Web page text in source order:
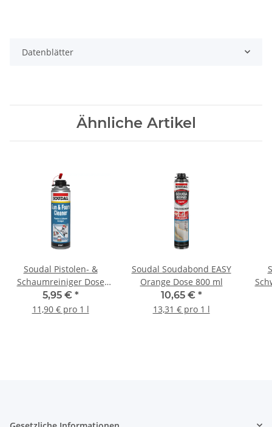
Datenblätter
Ähnliche Artikel
Soudal Pistolen- &
Schaumreiniger Dose
500 ml
5,95 € *
11,90 € pro 1 l
Soudal Soudabond EASY
Orange Dose 800 ml
10,65 € *
13,31 € pro 1 l